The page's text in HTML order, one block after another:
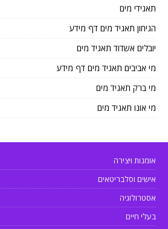
תאגידי מים
הגיחון תאגיד מים דף מידע
יובלים אשדוד תאגיד מים
מי אביבים תאגיד מים דף מידע
מי ברק תאגיד מים
מי אונו תאגיד מים
אומנות ויצירה
אישים וסלבריטאים
אסטרולוגיה
בעלי חיים